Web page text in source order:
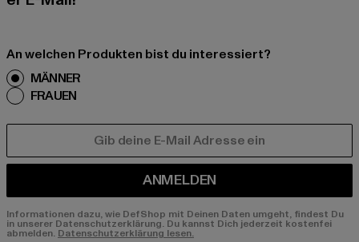
An welchen Produkten bist du interessiert?
MÄNNER
FRAUEN
ANMELDEN
Informationen dazu, wie DefShop mit Deinen Daten umgeht, findest Du
in unserer Datenschutzerklärung. Du kannst Dich jederzeit kostenfei
abmelden. Datenschutzerklärung lesen.